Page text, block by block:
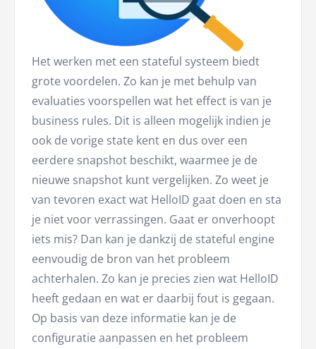
Het werken met een stateful systeem biedt
grote voordelen. Zo kan je met behulp van
evaluaties voorspellen wat het effect is van je
business rules. Dit is alleen mogelijk indien je
ook de vorige state kent en dus over een
eerdere snapshot beschikt, waarmee je de
nieuwe snapshot kunt vergelijken. Zo weet je
van tevoren exact wat HelloID gaat doen en sta
je niet voor verrassingen. Gaat er onverhoopt
iets mis? Dan kan je dankzij de stateful engine
eenvoudig de bron van het probleem
achterhalen. Zo kan je precies zien wat HelloID
heeft gedaan en wat er daarbij fout is gegaan.
Op basis van deze informatie kan je de
configuratie aanpassen en het probleem